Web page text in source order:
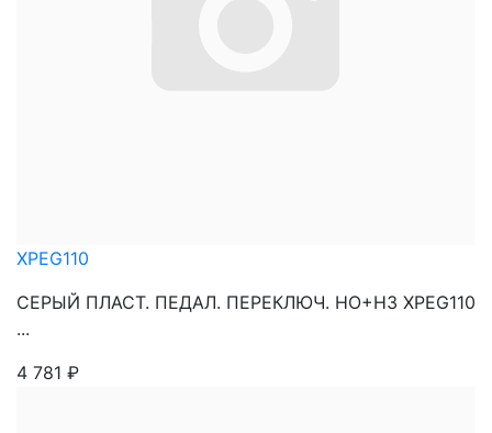
XPEG110
СЕРЫЙ ПЛАСТ. ПЕДАЛ. ПЕРЕКЛЮЧ. НО+НЗ XPEG110
...
4 781 ₽